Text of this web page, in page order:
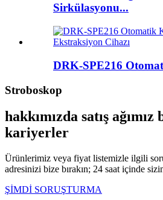
Sirkülasyonu...
DRK-SPE216
Stroboskop
hakkımızda satış ağımız
kariyerler
Ürünlerimiz veya fiyat listemizle ilgili
adresinizi bize bırakın; 24 saat içinde
ŞİMDİ SORUŞTURMA